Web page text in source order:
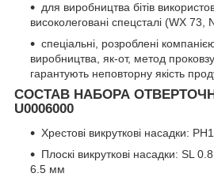
для виробництва бітів
високолеговані спецсталі (WX 73,
спеціальні, розроблені
виробництва, як-от, метод
гарантують неповторну якість
СОСТАВ НАБОРА
U0006000
Хрестові викруткові насадки:
Плоскі викруткові насадки: SL
6.5 мм